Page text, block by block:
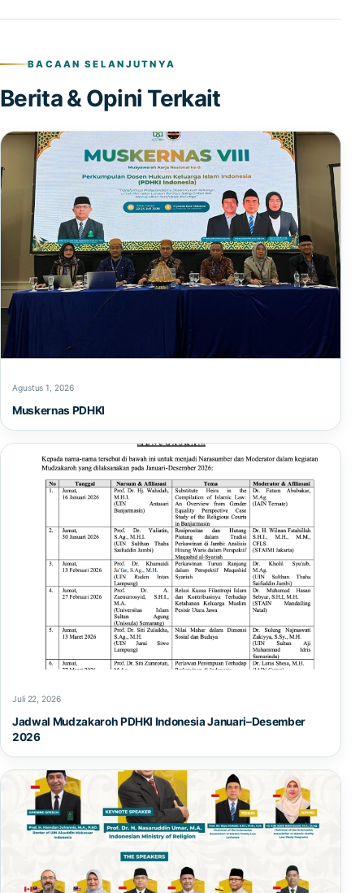
BACAAN SELANJUTNYA
Berita & Opini Terkait
Agustus 1, 2026
Muskernas PDHKI
Juli 22, 2026
Jadwal Mudzakaroh PDHKI Indonesia Januari–Desember
2026